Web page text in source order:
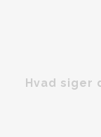
Hvad siger